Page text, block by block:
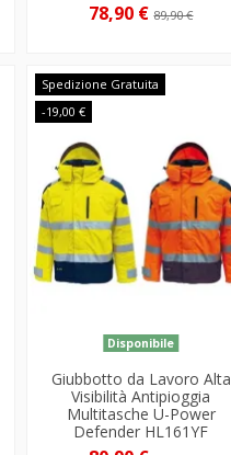
78,90 €89,90 €
Spedizione Gratuita
-19,00 €
Disponibile
Giubbotto da Lavoro Alta
Visibilità Antipioggia
Multitasche U-Power
Defender HL161YF